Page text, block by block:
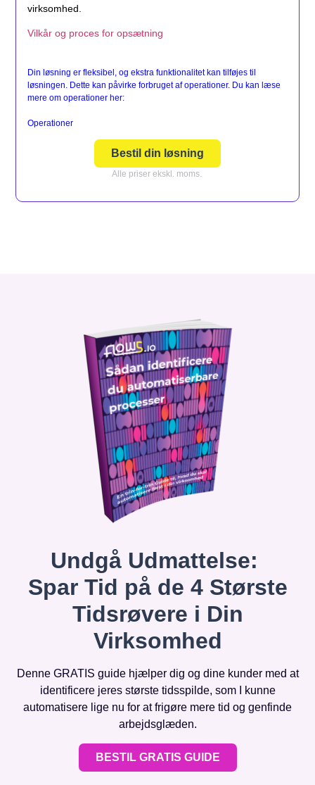
virksomhed.
Vilkår og proces for opsætning
Din løsning er fleksibel, og ekstra funktionalitet kan tilføjes til
løsningen. Dette kan påvirke forbruget af operationer. Du kan læse
mere om operationer her:
Operationer
Bestil din løsning
Alle priser ekskl. moms.
Undgå Udmattelse:
Spar Tid på de 4 Største
Tidsrøvere i Din
Virksomhed
Denne GRATIS guide hjælper dig og dine kunder med at
identificere jeres største tidsspilde, som I kunne
automatisere lige nu for at frigøre mere tid og genfinde
arbejdsglæden.
BESTIL GRATIS GUIDE